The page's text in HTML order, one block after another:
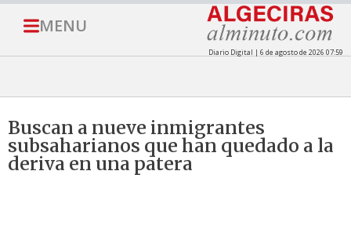
MENU
Diario Digital | 6 de agosto de 2026 07:59
Buscan a nueve inmigrantes
subsaharianos que han quedado a la
deriva en una patera